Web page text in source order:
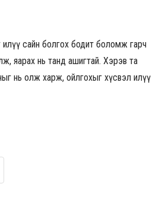
илүү сайн болгох бодит боломж гарч
яарах нь танд ашигтай. Хэрэв та
нь олж харж, ойлгохыг хүсвэл илүү